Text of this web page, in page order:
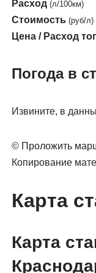
Расход (л/100км)
Стоимость (руб/л)
Цена / Расход
Погода в
Извините, в
© Проложить
Копирование
Карта
Карта